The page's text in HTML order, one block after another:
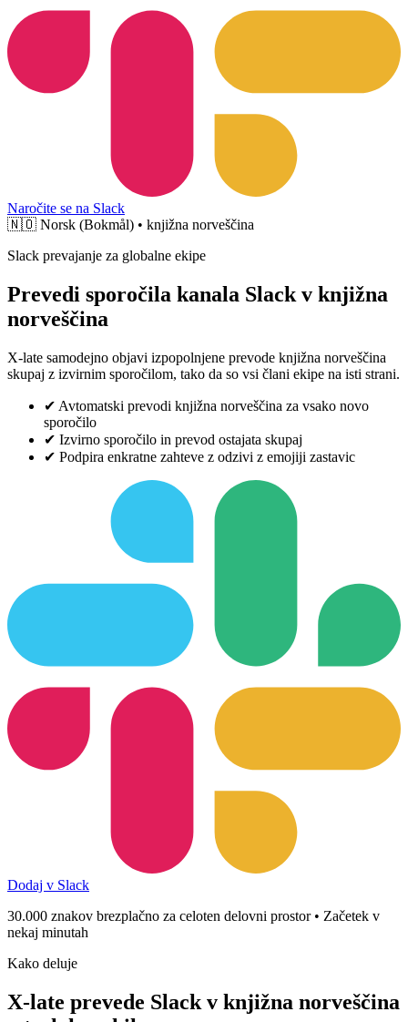
Naročite se na Slack
🇳🇴 Norsk (Bokmål) • knjižna norveščina
Slack prevajanje za globalne ekipe
Prevedi sporočila kanala Slack v knjižna
norveščina
X-late samodejno objavi izpopolnjene prevode knjižna norveščina
skupaj z izvirnim sporočilom, tako da so vsi člani ekipe na isti strani.
✔ Avtomatski prevodi knjižna norveščina za vsako novo
sporočilo
✔ Izvirno sporočilo in prevod ostajata skupaj
✔ Podpira enkratne zahteve z odzivi z emojiji zastavic
Dodaj v Slack
30.000 znakov brezplačno za celoten delovni prostor • Začetek v
nekaj minutah
Kako deluje
X-late prevede Slack v knjižna norveščina